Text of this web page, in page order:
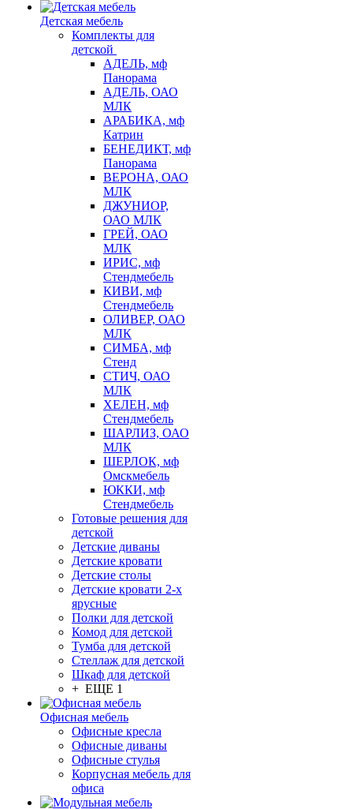
Детская мебель
Комплекты для
детской
АДЕЛЬ, мф
Панорама
АДЕЛЬ, ОАО
МЛК
АРАБИКА, мф
Катрин
БЕНЕДИКТ, мф
Панорама
ВЕРОНА, ОАО
МЛК
ДЖУНИОР,
ОАО МЛК
ГРЕЙ, ОАО
МЛК
ИРИС, мф
Стендмебель
КИВИ, мф
Стендмебель
ОЛИВЕР, ОАО
МЛК
СИМБА, мф
Стенд
СТИЧ, ОАО
МЛК
ХЕЛЕН, мф
Стендмебель
ШАРЛИЗ, ОАО
МЛК
ШЕРЛОК, мф
Омскмебель
ЮККИ, мф
Стендмебель
Готовые решения для
детской
Детские диваны
Детские кровати
Детские столы
Детские кровати 2-х
ярусные
Полки для детской
Комод для детской
Тумба для детской
Стеллаж для детской
Шкаф для детской
+ ЕЩЕ 1
Офисная мебель
Офисные кресла
Офисные диваны
Офисные стулья
Корпусная мебель для
офиса